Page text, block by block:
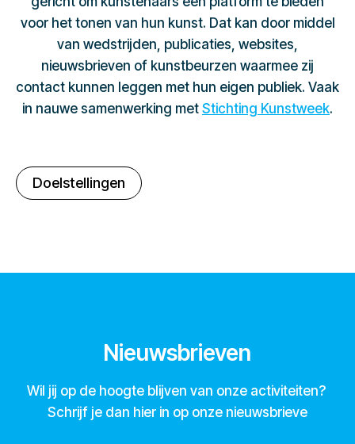
voor het tonen van hun kunst. Dat kan door middel
van wedstrijden, publicaties, websites,
nieuwsbrieven of kunstbeurzen waarmee zij
contact kunnen leggen met hun eigen publiek. Vaak
in nauwe samenwerking met Stichting Kunstweek.
Doelstellingen
Nieuwsbrieven
Wil jij op de hoogte blijven van onze activiteiten?
Schrijf je dan hier in op onze nieuwsbrieve